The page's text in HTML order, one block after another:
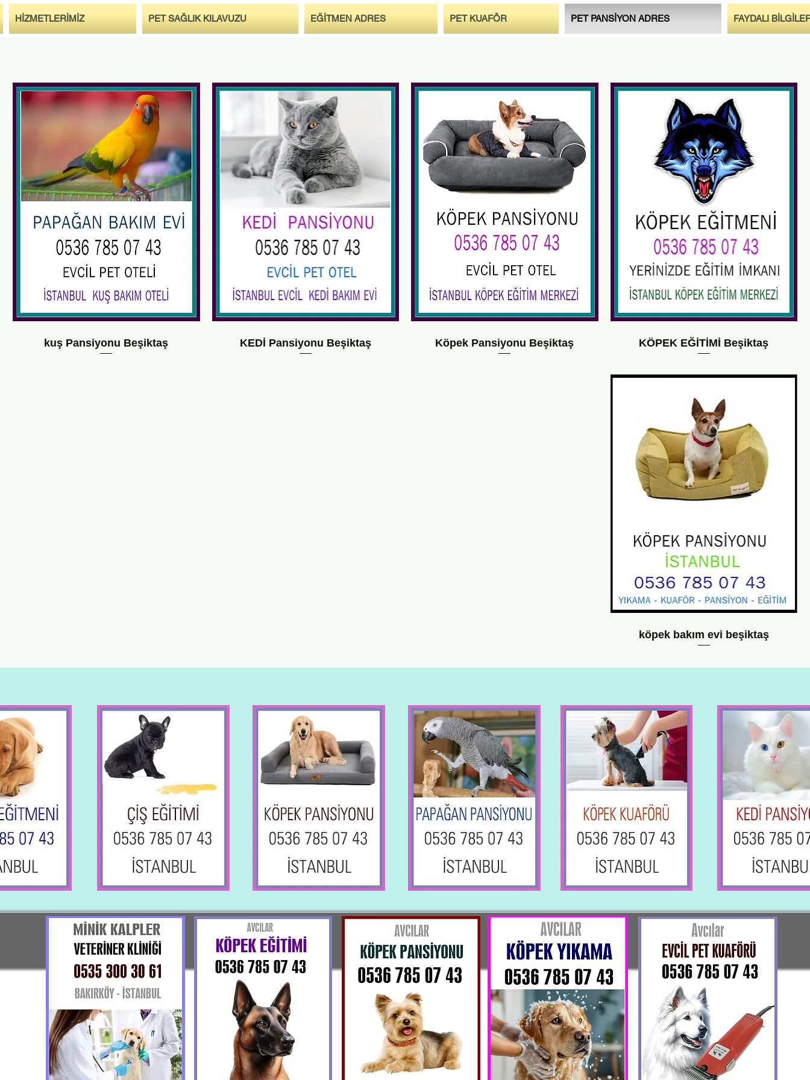
HİZMETLERİMİZ PET SAĞLIK KILAVUZU EĞİTMEN ADRES PET KUAFÖR PET PANSİYON ADRES FAYDALI
KÖPEK EĞİTİMİ Beşiktaş
Köpek Pansiyonu Beşiktaş
KEDİ Pansiyonu Beşiktaş
kuş Pansiyonu Beşiktaş
köpek bakım evi beşiktaş